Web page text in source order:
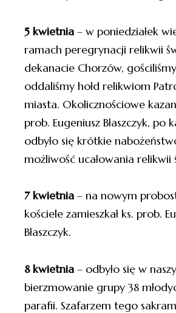
5 kwietnia – w poniedziałek
ramach peregrynacji relikwii
dekanacie Chorzów,
oddaliśmy hołd relikwiom
miasta. Okolicznościowe
prob. Eugeniusz Błaszczyk, po
odbyło się krótkie
możliwość ucałowania relikwii
7 kwietnia – na nowym
kościele zamieszkał ks. prob.
Błaszczyk.
8 kwietnia – odbyło się w
bierzmowanie grupy 38
parafii. Szafarzem tego